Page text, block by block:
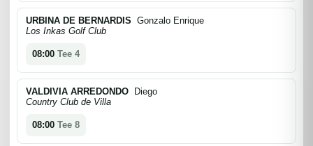
URBINA DE BERNARDIS Gonzalo Enrique
Los Inkas Golf Club
08:00 Tee 4
VALDIVIA ARREDONDO Diego
Country Club de Villa
08:00 Tee 8